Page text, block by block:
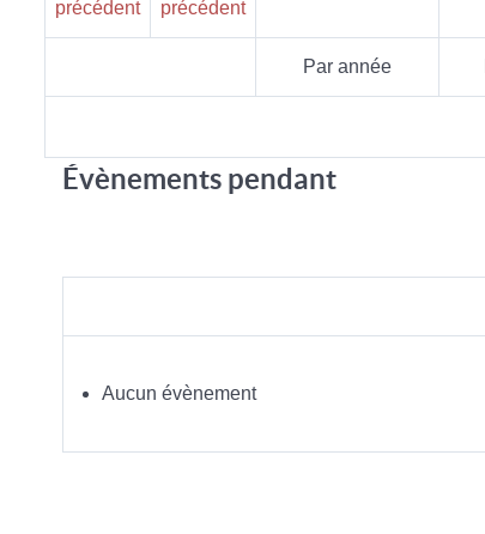
Par année
Évènements pendant
Aucun évènement